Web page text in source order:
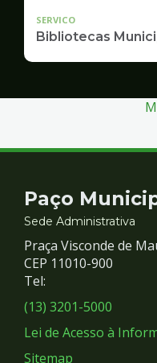
SERVICO
Bibliotecas
Contato
e
Redes
Sociais
Paço
Sede Administrativa
Praça Visconde de
CEP 11010-900
Tel:
(13) 3201-5000
Lei de Acesso à
Sitemap